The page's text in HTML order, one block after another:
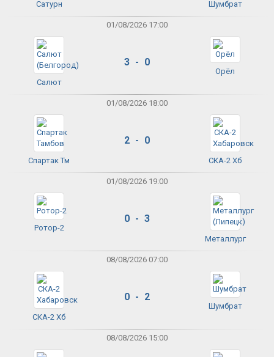
Сатурн Шумбрат
01/08/2026 17:00
Салют
3 - 0
Орёл
01/08/2026 18:00
Спартак Тм
2 - 0
СКА-2 Хб
01/08/2026 19:00
Ротор-2
0 - 3
Металлург
08/08/2026 07:00
СКА-2 Хб
0 - 2
Шумбрат
08/08/2026 15:00